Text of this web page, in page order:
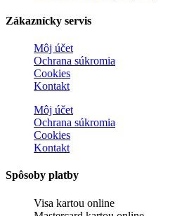
Zákaznícky servis
Môj účet
Ochrana súkromia
Cookies
Kontakt
Môj účet
Ochrana súkromia
Cookies
Kontakt
Spôsoby platby
Visa kartou online